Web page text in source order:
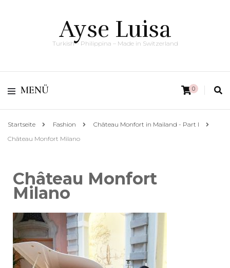
Ayse Luisa
Turkish – Philippina – Made in Switzerland
MENÜ 0
Startseite Fashion
Château Monfort in Mailand - Part I
Château Monfort Milano
Château Monfort
Milano